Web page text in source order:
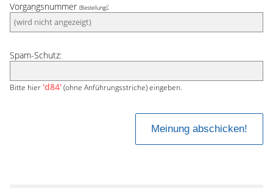
Vorgangsnummer (Bestellung):
Spam-Schutz:
Bitte hier 'd84'(ohne Anführungsstriche) eingeben.